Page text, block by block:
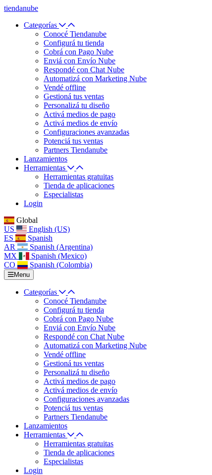
tiendanube
Categorías
Conocé Tiendanube
Configurá tu tienda
Cobrá con Pago Nube
Enviá con Envío Nube
Respondé con Chat Nube
Automatizá con Marketing Nube
Vendé offline
Gestioná tus ventas
Personalizá tu diseño
Activá medios de pago
Activá medios de envío
Configuraciones avanzadas
Potenciá tus ventas
Partners Tiendanube
Lanzamientos
Herramientas
Herramientas gratuitas
Tienda de aplicaciones
Especialistas
Login
Global
US
English (US)
ES
Spanish
AR
Spanish (Argentina)
MX
Spanish (Mexico)
CO
Spanish (Colombia)
Menu
Categorías
Conocé Tiendanube
Configurá tu tienda
Cobrá con Pago Nube
Enviá con Envío Nube
Respondé con Chat Nube
Automatizá con Marketing Nube
Vendé offline
Gestioná tus ventas
Personalizá tu diseño
Activá medios de pago
Activá medios de envío
Configuraciones avanzadas
Potenciá tus ventas
Partners Tiendanube
Lanzamientos
Herramientas
Herramientas gratuitas
Tienda de aplicaciones
Especialistas
Login